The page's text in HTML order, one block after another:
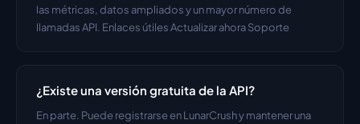
las métricas, datos ampliados y un mayor número de
llamadas API. Enlaces útiles Actualizar ahora Soporte
¿Existe una versión gratuita de la API?
En parte. Puede registrarse en LunarCrush y mantener una